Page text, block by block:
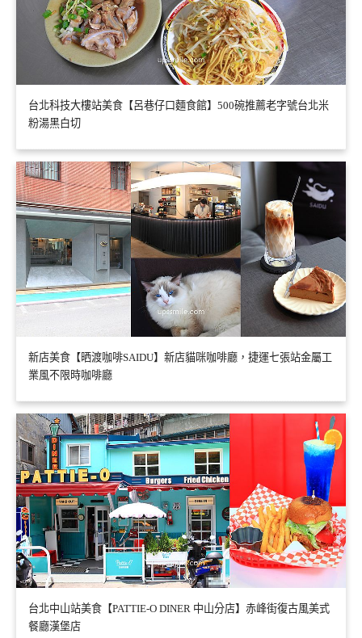
台北科技大樓站美食【呂巷仔口麵食館】500碗推薦老字號台北米
粉湯黑白切
新店美食【晒渡咖啡SAIDU】新店貓咪咖啡廳，捷運七張站金屬工
業風不限時咖啡廳
台北中山站美食【PATTIE-O DINER 中山分店】赤峰街復古風美式
餐廳漢堡店